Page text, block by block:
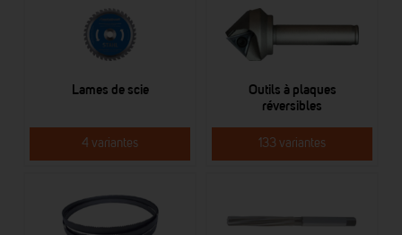
Lames de scie
4 variantes
Outils à plaques
réversibles
133 variantes